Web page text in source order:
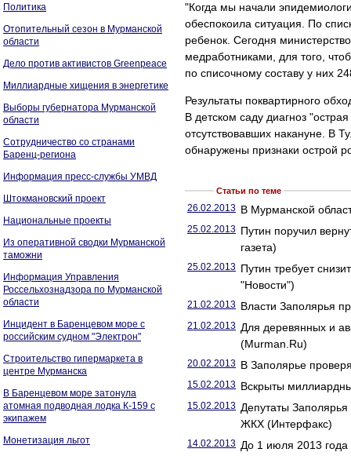
Политика
Отопительный сезон в Мурманской
области
Дело против активистов Greenpeace
Миллиардные хищения в энергетике
Выборы губернатора Мурманской
области
Сотрудничество со странами
Баренц-региона
Информация пресс-службы УМВД
Штокмановский проект
Национальные проекты
Из оперативной сводки Мурманской
таможни
Информация Управления
Россельхознадзора по Мурманской
области
Инцидент в Баренцевом море с
российским судном "Электрон"
Строительство гипермаркета в
центре Мурманска
В Баренцевом море затонула
атомная подводная лодка К-159 с
экипажем
Монетизация льгот
"Когда мы начали
обеспокоила ситуация. По
ребенок. Сегодня
медработниками, для того,
по списочному составу у них
Результаты поквартирного
В детском саду диагноз
отсутствовавших накануне. В
обнаружены признаки острой
Статьи по теме
26.02.2013 В Мурманской
25.02.2013 Путин поручил
газета)
25.02.2013 Путин требует
"Новости")
21.02.2013 Власти Заполярья
21.02.2013 Для деревянных и
(Murman.Ru)
20.02.2013 В Заполярье
15.02.2013 Вскрыты
15.02.2013 Депутаты
ЖКХ (Интерфакс)
14.02.2013 До 1 июля 2013